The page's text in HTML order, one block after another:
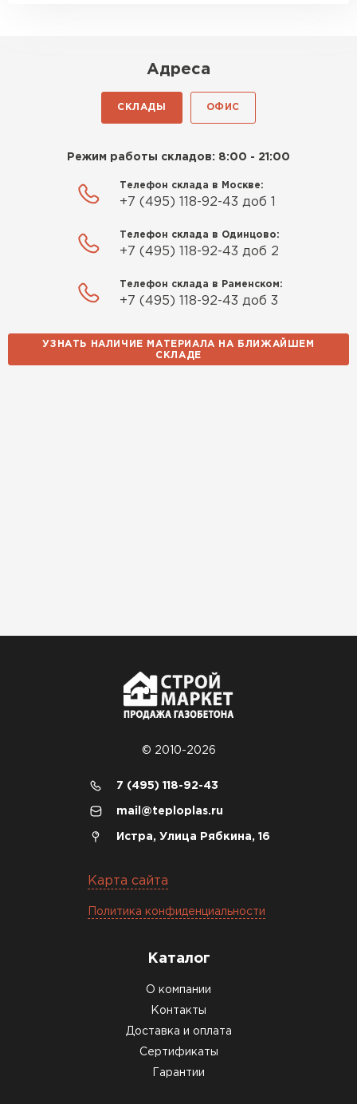
Адреса
СКЛАДЫ ОФИС
Режим работы складов: 8:00 - 21:00
Телефон склада в Москве:
+7 (495) 118-92-43 доб 1
Телефон склада в Одинцово:
+7 (495) 118-92-43 доб 2
Телефон склада в Раменском:
+7 (495) 118-92-43 доб 3
УЗНАТЬ НАЛИЧИЕ МАТЕРИАЛА НА БЛИЖАЙШЕМ
СКЛАДЕ
© 2010-2026
7 (495) 118-92-43
mail@teploplas.ru
Истра, Улица Рябкина, 16
Карта сайта
Политика конфиденциальности
Каталог
О компании
Контакты
Доставка и оплата
Сертификаты
Гарантии